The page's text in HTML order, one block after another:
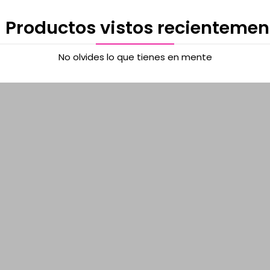
Productos vistos
No olvides lo que tienes en mente